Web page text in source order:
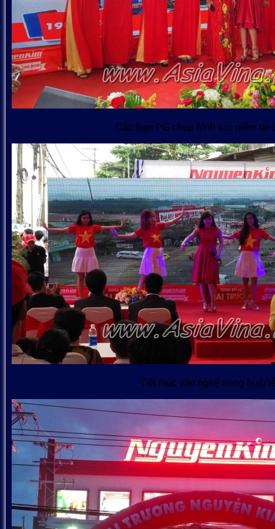
Các Bạn PG chụp hình lưu niệm tại
Tiết mục văn nghệ trong buổi